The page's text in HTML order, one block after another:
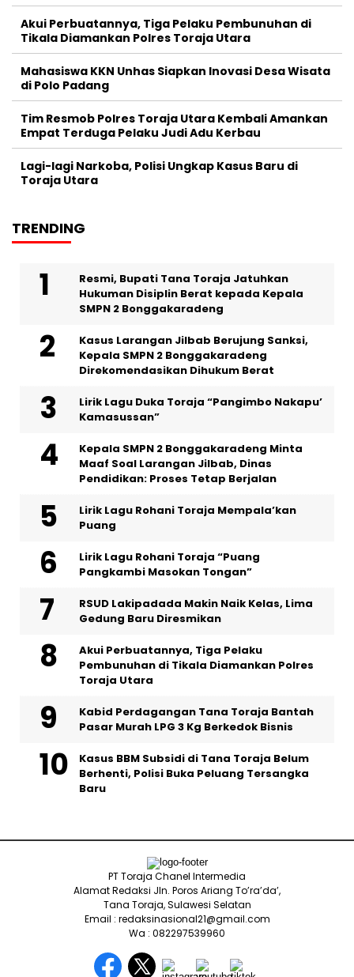
Akui Perbuatannya, Tiga Pelaku Pembunuhan di
Tikala Diamankan Polres Toraja Utara
Mahasiswa KKN Unhas Siapkan Inovasi Desa Wisata
di Polo Padang
Tim Resmob Polres Toraja Utara Kembali Amankan
Empat Terduga Pelaku Judi Adu Kerbau
Lagi-lagi Narkoba, Polisi Ungkap Kasus Baru di
Toraja Utara
TRENDING
Resmi, Bupati Tana Toraja Jatuhkan
Hukuman Disiplin Berat kepada Kepala
SMPN 2 Bonggakaradeng
Kasus Larangan Jilbab Berujung Sanksi,
Kepala SMPN 2 Bonggakaradeng
Direkomendasikan Dihukum Berat
Lirik Lagu Duka Toraja “Pangimbo Nakapu’
Kamasussan”
Kepala SMPN 2 Bonggakaradeng Minta
Maaf Soal Larangan Jilbab, Dinas
Pendidikan: Proses Tetap Berjalan
Lirik Lagu Rohani Toraja Mempala’kan
Puang
Lirik Lagu Rohani Toraja “Puang
Pangkambi Masokan Tongan”
RSUD Lakipadada Makin Naik Kelas, Lima
Gedung Baru Diresmikan
Akui Perbuatannya, Tiga Pelaku
Pembunuhan di Tikala Diamankan Polres
Toraja Utara
Kabid Perdagangan Tana Toraja Bantah
Pasar Murah LPG 3 Kg Berkedok Bisnis
Kasus BBM Subsidi di Tana Toraja Belum
Berhenti, Polisi Buka Peluang Tersangka
Baru
PT Toraja Chanel Intermedia
Alamat Redaksi Jln. Poros Ariang To’ra’da’,
Tana Toraja, Sulawesi Selatan
Email : redaksinasional21@gmail.com
Wa : 082297539960